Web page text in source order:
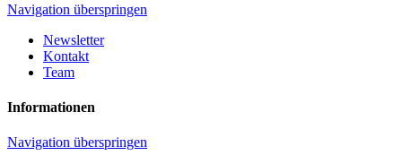
Navigation überspringen
Newsletter
Kontakt
Team
Informationen
Navigation überspringen